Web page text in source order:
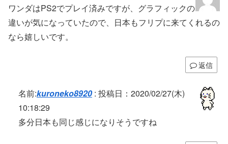
ワンダはPS2でプレイ済みですが、グラフィックの
違いが気になっていたので、日本もフリプに来てくれるの
なら嬉しいです。
返信
名前:kuroneko8920: 投稿日：2020/02/27(木)
10:18:29
多分日本も同じ感じになりそうですね